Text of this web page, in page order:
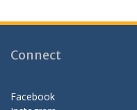
b
o
k
gr er d
Connect
Facebook